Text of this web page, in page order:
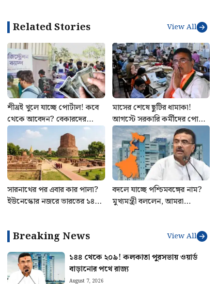
Related Stories View All
শীঘ্রই খুলে যাচ্ছে পোর্টাল! কবে
থেকে আবেদন? বেকারদের
‘যুবশক্তি’ প্রকল্প নিয়ে নয়া
আপডেট
মাসের শেষে ছুটির ধামাকা!
আগস্টে সরকারি কর্মীদের পোয়া
বারো, রইল হলিডে লিস্ট
সারনাথের পর এবার কার পালা?
ইউনেস্কোর নজরে ভারতের ১৪
বদলে যাচ্ছে পশ্চিমবঙ্গের নাম?
মুখ্যমন্ত্রী বললেন, আমরা
Breaking News View All
১৪৪ থেকে ২০৯! কলকাতা পুরসভায় ওয়ার্ড
বাড়ানোর পথে রাজ্য
August 7, 2026